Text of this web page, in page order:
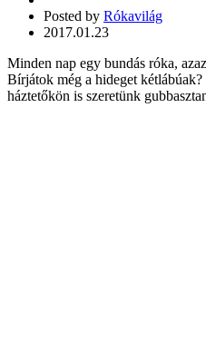
Posted by Rókavilág
2017.01.23
Minden nap egy bundás róka,
Bírjátok még a hideget
háztetőkön is szeretünk